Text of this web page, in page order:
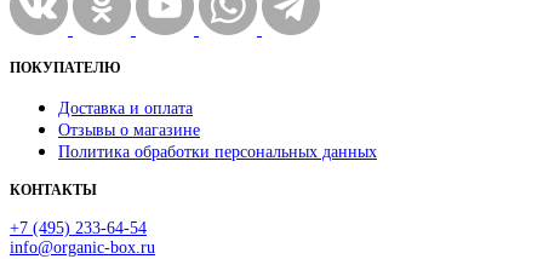
ПОКУПАТЕЛЮ
Доставка и оплата
Отзывы о магазине
Политика обработки персональных данных
КОНТАКТЫ
+7 (495) 233-64-54
info@organic-box.ru